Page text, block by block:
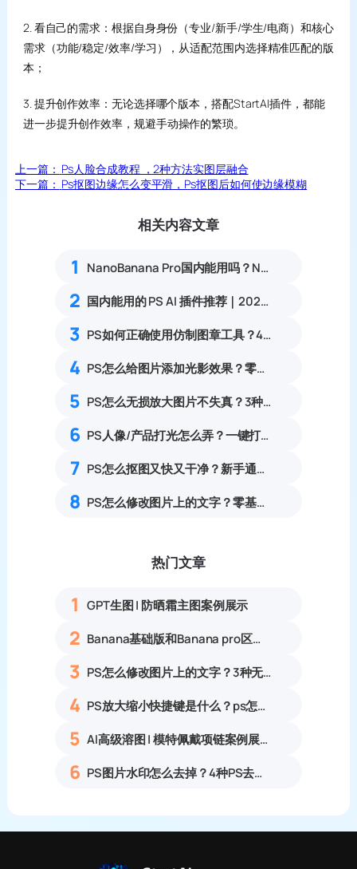
2. 看自己的需求：根据自身身份（专业/新手/学生/电商）和核心
需求（功能/稳定/效率/学习），从适配范围内选择精准匹配的版
本；
3. 提升创作效率：无论选择哪个版本，搭配StartAI插件，都能
进一步提升创作效率，规避手动操作的繁琐。
上一篇： Ps人脸合成教程 ，2种方法实图层融合
下一篇： Ps抠图边缘怎么变平滑，Ps抠图后如何使边缘模糊
相关内容文章
1 NanoBanana Pro国内能用吗？Nano banana使用教程
2 国内能用的 PS AI 插件推荐｜2026 4款AI插件最新实测
3 PS如何正确使用仿制图章工具？4步掌握仿制图章使用技巧
4 PS怎么给图片添加光影效果？零基础制作自然通透光影特效教程
5 PS怎么无损放大图片不失真？3种零锯齿高清放大实操教程
6 PS人像/产品打光怎么弄？一键打造高级自然光影
7 PS怎么抠图又快又干净？新手通用抠图方案详解
8 PS怎么修改图片上的文字？零基础无痕替换文字完整实操教程
热门文章
1 GPT生图 | 防晒霜主图案例展示
2 Banana基础版和Banana pro区别对比丨具体案例应用+使用教程
3 PS怎么修改图片上的文字？3种无痕改字方法，新手也能搞定
4 PS放大缩小快捷键是什么？ps怎么把图片拉大拉小？
5 AI高级溶图 | 模特佩戴项链案例展示
6 PS图片水印怎么去掉？4种PS去水印方法教程无痕去除各类图片水印